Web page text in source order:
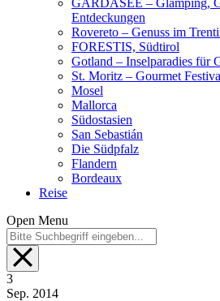
GARDASEE – Glamping,
Entdeckungen
Rovereto – Genuss im
FORESTIS, Südtirol
Gotland – Inselparadies für
St. Moritz – Gourmet
Mosel
Mallorca
Südostasien
San Sebastián
Die Südpfalz
Flandern
Bordeaux
Reise
Open Menu
3
Sep. 2014